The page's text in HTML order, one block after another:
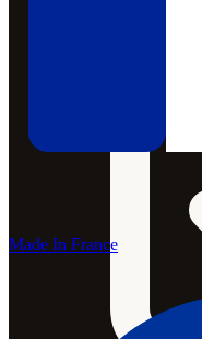
Made In France